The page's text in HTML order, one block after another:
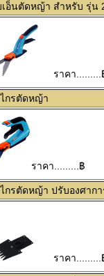
อ็นตัดหญ้า สำหรับ รุ่น
ราคา.........
กรตัดหญ้า
ราคา.........฿
กรตัดหญ้า ปรับองศาก
ราคา.........